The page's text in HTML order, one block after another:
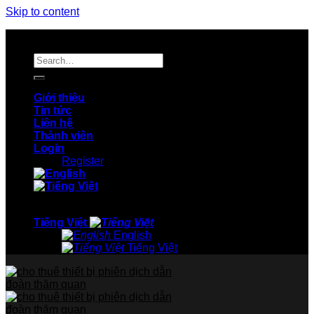
Skip to content
Giới thiệu
Tin tức
Liên hệ
Thành viên
Login
Register
Tiếng Việt
English
Tiếng Việt